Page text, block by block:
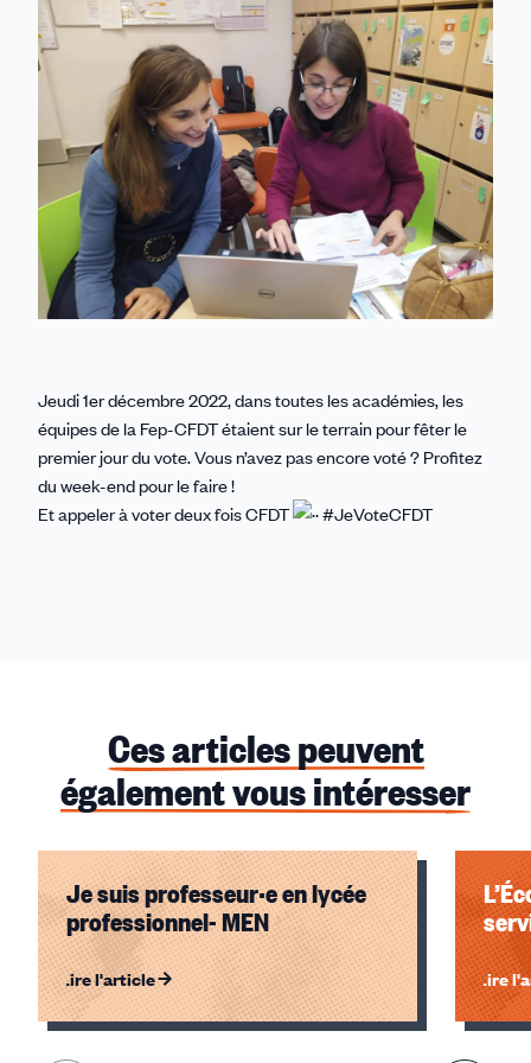
Linkedin
Facebook
Threads
Bluesky
email
Jeudi 1er décembre 2022, dans toutes les académies, les
équipes de la Fep-CFDT étaient sur le terrain pour fêter le
premier jour du vote. Vous n’avez pas encore voté ? Profitez
du week-end pour le faire !
Et appeler à voter deux fois CFDT
#JeVoteCFDT
Ces articles peuvent
également vous intéresser
Je suis professeur·e en lycée
professionnel- MEN
Lire l'article Lire